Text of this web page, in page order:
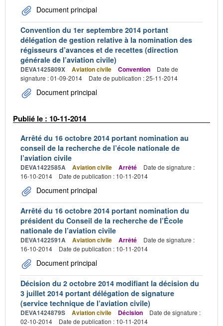
Document principal
Convention du 1er septembre 2014 portant
délégation de gestion relative à la nomination des
régisseurs d’avances et de recettes (direction
générale de l’aviation civile)
DEVA1425809X Aviation civile Convention
Date de
signature : 01-09-2014
Date de publication : 25-11-2014
Document principal
Publié le : 10-11-2014
Arrêté du 16 octobre 2014 portant nomination au
conseil de la recherche de l’école nationale de
l’aviation civile
DEVA1422585A Aviation civile Arrêté
Date de signature :
16-10-2014
Date de publication : 10-11-2014
Document principal
Arrêté du 16 octobre 2014 portant nomination du
président du Conseil de la recherche de l’École
nationale de l’aviation civile
DEVA1422591A Aviation civile Arrêté
Date de signature :
16-10-2014
Date de publication : 10-11-2014
Document principal
Décision du 2 octobre 2014 modifiant la décision du
3 juillet 2014 portant délégation de signature
(service technique de l’aviation civile)
DEVA1424879S Aviation civile Décision
Date de signature :
02-10-2014
Date de publication : 10-11-2014